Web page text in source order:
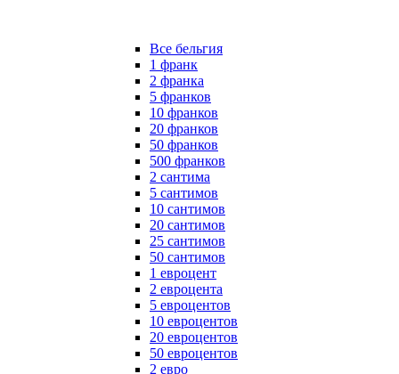
Все бельгия
1 франк
2 франка
5 франков
10 франков
20 франков
50 франков
500 франков
2 сантима
5 сантимов
10 сантимов
20 сантимов
25 сантимов
50 сантимов
1 евроцент
2 евроцента
5 евроцентов
10 евроцентов
20 евроцентов
50 евроцентов
2 евро